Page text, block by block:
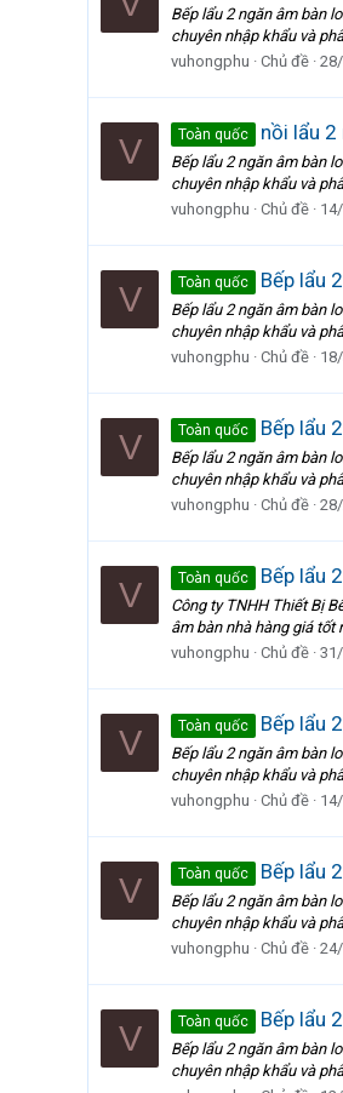
Bếp lẩu 2 ngăn âm bàn
chuyên nhập khẩu và
vuhongphu
Chủ đề
V Toàn quốc nồi lẩu 2
Bếp lẩu 2 ngăn âm bàn
chuyên nhập khẩu và
vuhongphu
Chủ đề
V Toàn quốc Bếp lẩu
Bếp lẩu 2 ngăn âm bàn
chuyên nhập khẩu và
vuhongphu
Chủ đề
V Toàn quốc Bếp lẩu
Bếp lẩu 2 ngăn âm bàn
chuyên nhập khẩu và
vuhongphu
Chủ đề
V Toàn quốc Bếp lẩu
Công ty TNHH Thiết Bị
âm bàn nhà hàng giá tốt
vuhongphu
Chủ đề
V Toàn quốc Bếp lẩu
Bếp lẩu 2 ngăn âm bàn
chuyên nhập khẩu và
vuhongphu
Chủ đề
V Toàn quốc Bếp lẩu
Bếp lẩu 2 ngăn âm bàn
chuyên nhập khẩu và
vuhongphu
Chủ đề
V Toàn quốc Bếp lẩu
Bếp lẩu 2 ngăn âm bàn
chuyên nhập khẩu và